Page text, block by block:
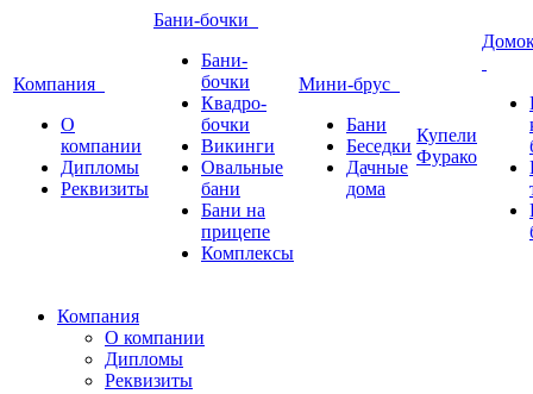
Компания
О
компании
Дипломы
Реквизиты
Бани-бочки
Бани-
бочки
Квадро-
бочки
Викинги
Овальные
бани
Бани на
прицепе
Комплексы
Мини-брус
Бани
Беседки
Дачные
дома
Купели
Фурако
Компания
О компании
Дипломы
Реквизиты